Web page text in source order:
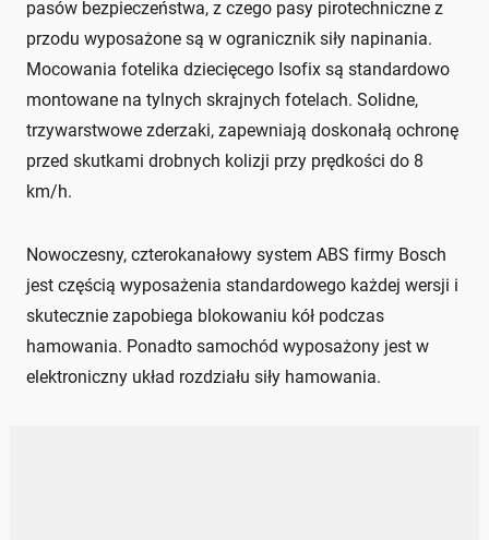
pasów bezpieczeństwa, z czego pasy pirotechniczne z
przodu wyposażone są w ogranicznik siły napinania.
Mocowania fotelika dziecięcego Isofix są standardowo
montowane na tylnych skrajnych fotelach. Solidne,
trzywarstwowe zderzaki, zapewniają doskonałą ochronę
przed skutkami drobnych kolizji przy prędkości do 8
km/h.
Nowoczesny, czterokanałowy system ABS firmy Bosch
jest częścią wyposażenia standardowego każdej wersji i
skutecznie zapobiega blokowaniu kół podczas
hamowania. Ponadto samochód wyposażony jest w
elektroniczny układ rozdziału siły hamowania.